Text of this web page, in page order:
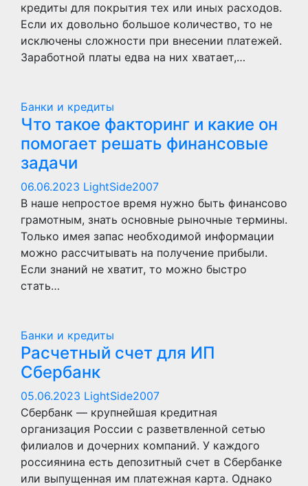
кредиты для покрытия тех или иных расходов.
Если их довольно большое количество, то не
исключены сложности при внесении платежей.
Заработной платы едва на них хватает,…
Банки и кредиты
Что такое факторинг и какие он
помогает решать финансовые
задачи
06.06.2023 LightSide2007
В наше непростое время нужно быть финансово
грамотным, знать основные рыночные термины.
Только имея запас необходимой информации
можно рассчитывать на получение прибыли.
Если знаний не хватит, то можно быстро
стать…
Банки и кредиты
Расчетный счет для ИП
Сбербанк
05.06.2023 LightSide2007
Сбербанк — крупнейшая кредитная
организация России с разветвленной сетью
филиалов и дочерних компаний. У каждого
россиянина есть депозитный счет в Сбербанке
или выпущенная им платежная карта. Однако